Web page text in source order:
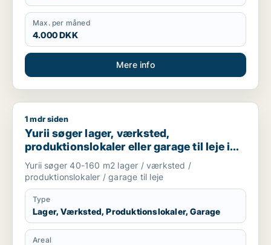
Max. per måned
4.000 DKK
Mere info
Yurii søger lager, værksted, produktionslokaler eller garage
1 mdr siden
Yurii søger lager, værksted,
produktionslokaler eller garage til leje i
Region Sjælland
Yurii søger 40-160 m2 lager / værksted /
produktionslokaler / garage til leje
Type
Lager, Værksted, Produktionslokaler, Garage
Areal